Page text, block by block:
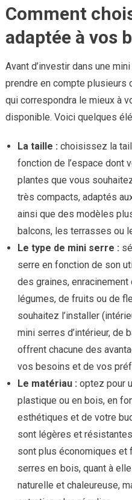
Comment
adaptée à vos
Avant d’investir dans une
prendre en compte plusieurs
qui correspondra le mieux à
disponible. Voici quelques
La taille : choisissez la
fonction de l’espace dont
plantes que vous
très compacts, adaptés
ainsi que des modèles
balcons, les terrasses ou
Le type de mini serre :
serre en fonction de son
des graines,
légumes, de fruits ou de
souhaitez l’installer
mini serres d’intérieur, de
offrent chacune des
vos besoins et de vos
Le matériau : optez pour
plastique ou en bois, en
esthétiques et de votre
sont légères et
sont plus économiques et
serres en bois, quant à
naturelle et chaleureuse,